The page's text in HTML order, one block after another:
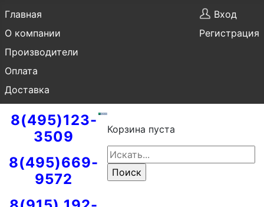
Главная
О компании
Производители
Оплата
Доставка
Вход
Регистрация
8(495)123-
3509
8(495)669-
9572
Корзина пуста